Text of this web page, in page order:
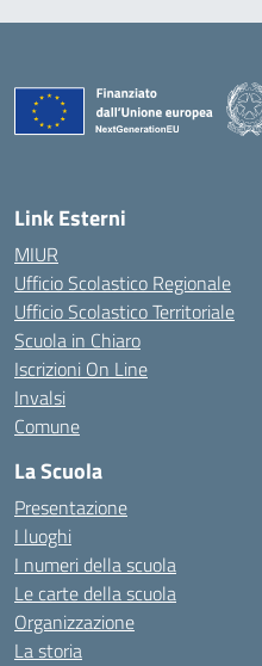
Link Esterni
MIUR
Ufficio Scolastico Regionale
Ufficio Scolastico Territoriale
Scuola in Chiaro
Iscrizioni On Line
Invalsi
Comune
La Scuola
Presentazione
I luoghi
I numeri della scuola
Le carte della scuola
Organizzazione
La storia